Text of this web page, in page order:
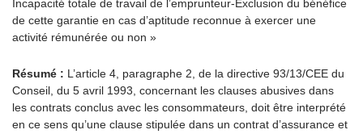
Incapacité totale de travail de l’emprunteur-Exclusion du bénéfice
de cette garantie en cas d’aptitude reconnue à exercer une
activité rémunérée ou non »
Résumé : L’article 4, paragraphe 2, de la directive 93/13/CEE du
Conseil, du 5 avril 1993, concernant les clauses abusives dans
les contrats conclus avec les consommateurs, doit être interprété
en ce sens qu’une clause stipulée dans un contrat d’assurance et